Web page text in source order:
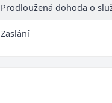
Prodloužená dohoda o
Zaslání